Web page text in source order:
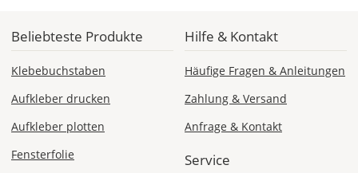
Mi., 19.08. -
Mo., 24.08.
1,99 EUR
ohne
Produktionsaufschlag
EUR
Beliebteste Produkte
Klebebuchstaben
Aufkleber drucken
Aufkleber plotten
Fensterfolie
Hilfe & Kontakt
Häufige Fragen & Anleitungen
Zahlung & Versand
Anfrage & Kontakt
Service